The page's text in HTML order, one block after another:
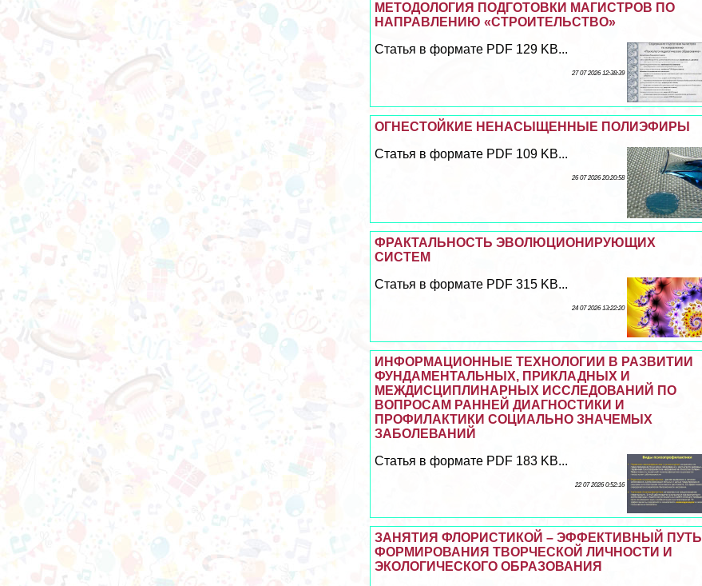
МЕТОДОЛОГИЯ ПОДГОТОВКИ МАГИСТРОВ ПО
НАПРАВЛЕНИЮ «СТРОИТЕЛЬСТВО»
Статья в формате PDF 129 KB...
27 07 2026 12:38:39
ОГНЕСТОЙКИЕ НЕНАСЫЩЕННЫЕ ПОЛИЭФИРЫ
Статья в формате PDF 109 KB...
26 07 2026 20:20:58
ФРАКТАЛЬНОСТЬ ЭВОЛЮЦИОНИРУЮЩИХ
СИСТЕМ
Статья в формате PDF 315 KB...
24 07 2026 13:22:20
ИНФОРМАЦИОННЫЕ ТЕХНОЛОГИИ В РАЗВИТИИ
ФУНДАМЕНТАЛЬНЫХ, ПРИКЛАДНЫХ И
МЕЖДИСЦИПЛИНАРНЫХ ИССЛЕДОВАНИЙ ПО
ВОПРОСАМ РАННЕЙ ДИАГНОСТИКИ И
ПРОФИЛАКТИКИ СОЦИАЛЬНО ЗНАЧЕМЫХ
ЗАБОЛЕВАНИЙ
Статья в формате PDF 183 KB...
22 07 2026 0:52:16
ЗАНЯТИЯ ФЛОРИСТИКОЙ – ЭФФЕКТИВНЫЙ ПУТЬ
ФОРМИРОВАНИЯ ТВОРЧЕСКОЙ ЛИЧНОСТИ И
ЭКОЛОГИЧЕСКОГО ОБРАЗОВАНИЯ